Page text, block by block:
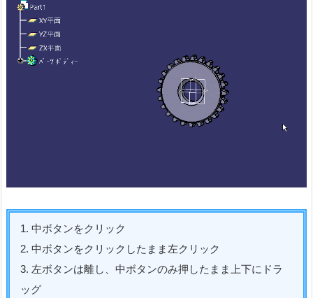
1. 中ボタンをクリック
2. 中ボタンをクリックしたまま左クリック
3. 左ボタンは離し、中ボタンのみ押したまま上下にドラ
ッグ